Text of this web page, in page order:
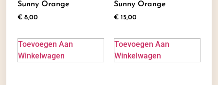
Sunny Orange
€ 8,00
Toevoegen Aan
Winkelwagen
Sunny Orange
€ 15,00
Toevoegen Aan
Winkelwagen